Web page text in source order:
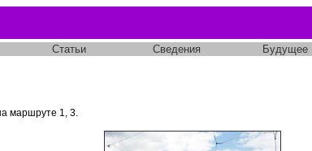
Статьи Сведения Будущее
маршруте 1, 3.